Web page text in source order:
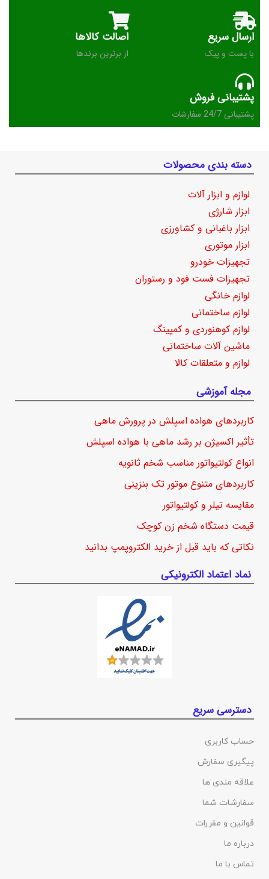
ارسال سریع
با پست و پیک
اصالت کالاها
از برترین برندها
پشتیبانی فروش
پشتیبانی 24/7 سفارشات
دسته بندی محصولات
لوازم و ابزار آلات
ابزار شارژی
ابزار باغبانی و کشاورزی
ابزار موتوری
تجهیزات خودرو
تجهیزات فست فود و رستوران
لوازم خانگی
لوازم ساختمانی
لوازم کوهنوردی و کمپینگ
ماشین آلات ساختمانی
لوازم و متعلقات کالا
مجله آموزشی
کاربردهای هواده اسپلش در پرورش ماهی
تأثیر اکسیژن بر رشد ماهی با هواده اسپلش
انواع کولتیواتور مناسب شخم ثانویه
کاربردهای متنوع موتور تک بنزینی
مقایسه تیلر و کولتیواتور
قیمت دستگاه شخم زن کوچک
نکاتی که باید قبل از خرید الکتروپمپ بدانید
نماد اعتماد الکترونیکی
دسترسی سریع
حساب کاربری
پیگیری سفارش
علاقه مندی ها
سفارشات شما
قوانین و مقررات
درباره ما
تماس با ما